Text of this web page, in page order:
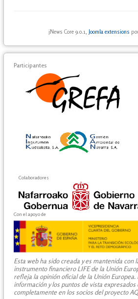
jNews Core 9.0.1, Joomla extensions
Participantes
Colaboradores
Con el apoyo de
Esta web ha sido creada y es mantenida con
instrumento financiero LIFE de la Unión
refleja la opinión oficial de la Unión
información y los puntos de vista
completamente en los socios del proyecto